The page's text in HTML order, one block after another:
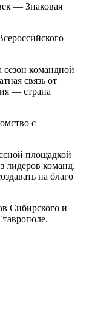
— Знаковая
командной
связь от
— страна
с
площадкой
лидеров команд.
на благо
Сибирского и